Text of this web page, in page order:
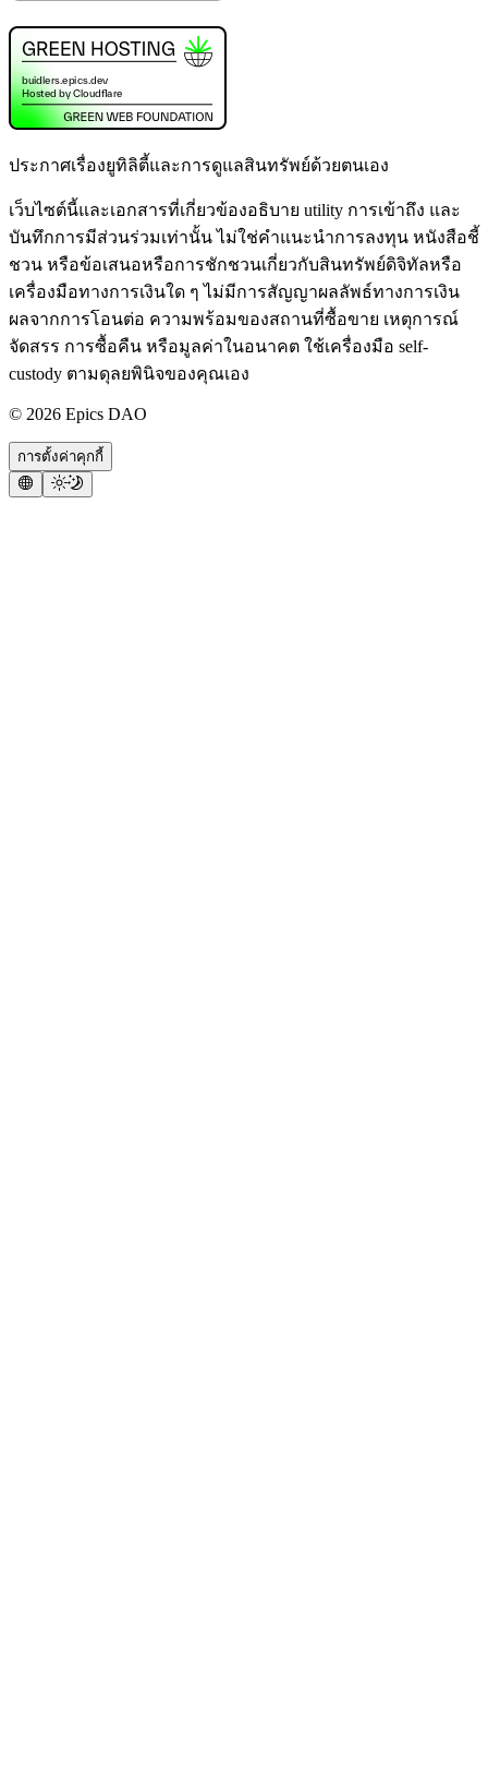
ประกาศเรื่องยูทิลิตี้และการดูแลสินทรัพย์ด้วยตนเอง
เว็บไซต์นี้และเอกสารที่เกี่ยวข้องอธิบาย utility การเข้าถึง และ
บันทึกการมีส่วนร่วมเท่านั้น ไม่ใช่คำแนะนำการลงทุน หนังสือชี้
ชวน หรือข้อเสนอหรือการชักชวนเกี่ยวกับสินทรัพย์ดิจิทัลหรือ
เครื่องมือทางการเงินใด ๆ ไม่มีการสัญญาผลลัพธ์ทางการเงิน
ผลจากการโอนต่อ ความพร้อมของสถานที่ซื้อขาย เหตุการณ์
จัดสรร การซื้อคืน หรือมูลค่าในอนาคต ใช้เครื่องมือ self-
custody ตามดุลยพินิจของคุณเอง
© 2026 Epics DAO
การตั้งค่าคุกกี้